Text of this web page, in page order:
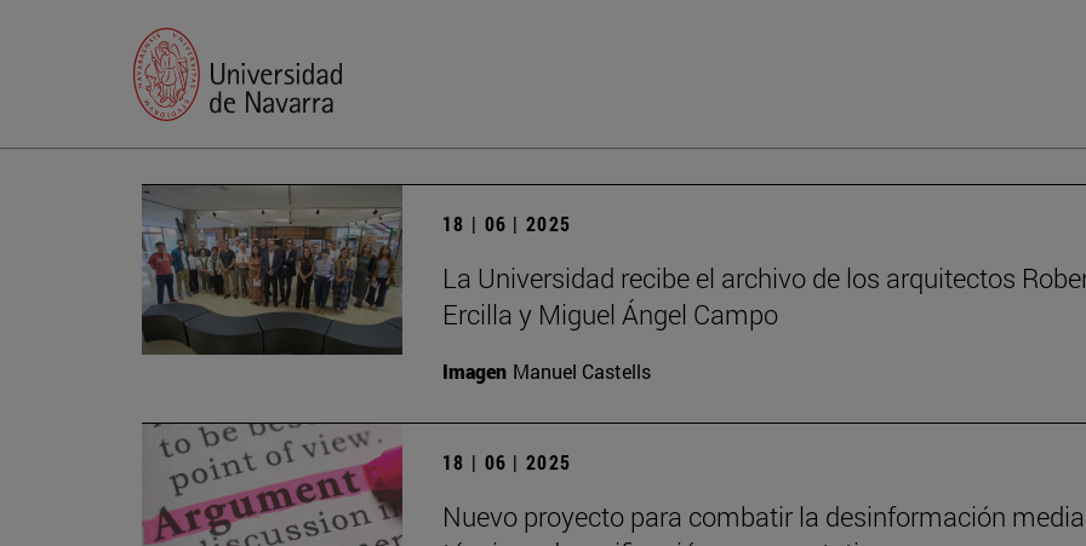
18 | 06 | 2025
La Universidad recibe el archivo de los arquitectos
Ercilla y Miguel Ángel Campo
Imagen Manuel Castells
18 | 06 | 2025
Nuevo proyecto para combatir la desinformación